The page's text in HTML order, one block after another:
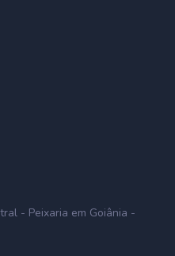
- Peixaria em Goiânia -